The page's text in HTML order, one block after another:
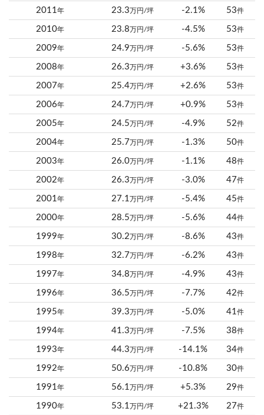
2011年 23.3万円/坪 -2.1% 53件
2010年 23.8万円/坪 -4.5% 53件
2009年 24.9万円/坪 -5.6% 53件
2008年 26.3万円/坪 +3.6% 53件
2007年 25.4万円/坪 +2.6% 53件
2006年 24.7万円/坪 +0.9% 53件
2005年 24.5万円/坪 -4.9% 52件
2004年 25.7万円/坪 -1.3% 50件
2003年 26.0万円/坪 -1.1% 48件
2002年 26.3万円/坪 -3.0% 47件
2001年 27.1万円/坪 -5.4% 45件
2000年 28.5万円/坪 -5.6% 44件
1999年 30.2万円/坪 -8.6% 43件
1998年 32.7万円/坪 -6.2% 43件
1997年 34.8万円/坪 -4.9% 43件
1996年 36.5万円/坪 -7.7% 42件
1995年 39.3万円/坪 -5.0% 41件
1994年 41.3万円/坪 -7.5% 38件
1993年 44.3万円/坪 -14.1% 34件
1992年 50.6万円/坪 -10.8% 30件
1991年 56.1万円/坪 +5.3% 29件
1990年 53.1万円/坪 +21.3% 27件